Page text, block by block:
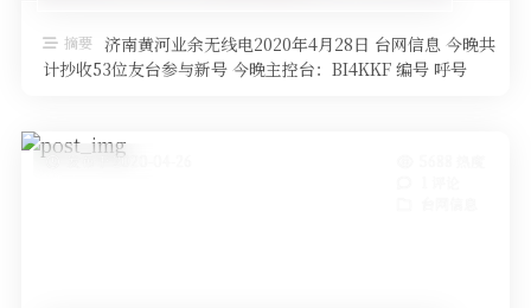
摘要 济南黄河业余无线电2020年4月28日 台网信息 今晚共
计抄收53位友台参与新号 今晚主控台：BI4KKF 编号 呼号
发布于 2020-04-26